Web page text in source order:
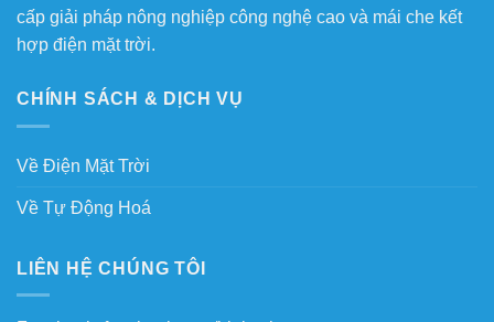
cấp giải pháp nông nghiệp công nghệ cao và mái che kết
hợp điện mặt trời.
CHÍNH SÁCH & DỊCH VỤ
Về Điện Mặt Trời
Về Tự Động Hoá
LIÊN HỆ CHÚNG TÔI